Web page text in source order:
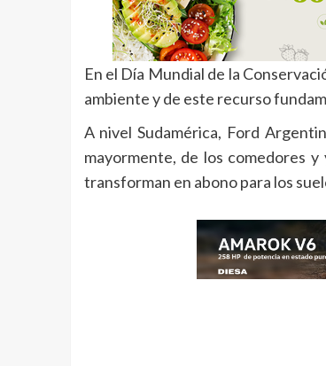
En el Día Mundial de la
ambiente y de este recurso
A nivel Sudamérica, Ford
mayormente, de los comedores
transforman en abono para los